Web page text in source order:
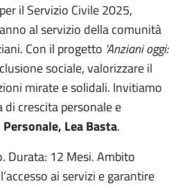
il Servizio Civile 2025,
al servizio della comunità
Con il progetto 'Anziani oggi:
sociale, valorizzare il
mirate e solidali. Invitiamo
crescita personale e
Lea Basta.
Durata: 12 Mesi. Ambito
ai servizi e garantire